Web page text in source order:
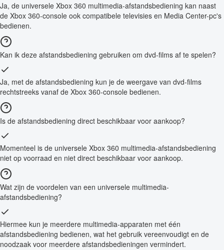
Ja, de universele Xbox 360 multimedia-afstandsbediening kan naast
de Xbox 360-console ook compatibele televisies en Media Center-pc's
bedienen.
Kan ik deze afstandsbediening gebruiken om dvd-films af te spelen?
Ja, met de afstandsbediening kun je de weergave van dvd-films
rechtstreeks vanaf de Xbox 360-console bedienen.
Is de afstandsbediening direct beschikbaar voor aankoop?
Momenteel is de universele Xbox 360 multimedia-afstandsbediening
niet op voorraad en niet direct beschikbaar voor aankoop.
Wat zijn de voordelen van een universele multimedia-
afstandsbediening?
Hiermee kun je meerdere multimedia-apparaten met één
afstandsbediening bedienen, wat het gebruik vereenvoudigt en de
noodzaak voor meerdere afstandsbedieningen vermindert.